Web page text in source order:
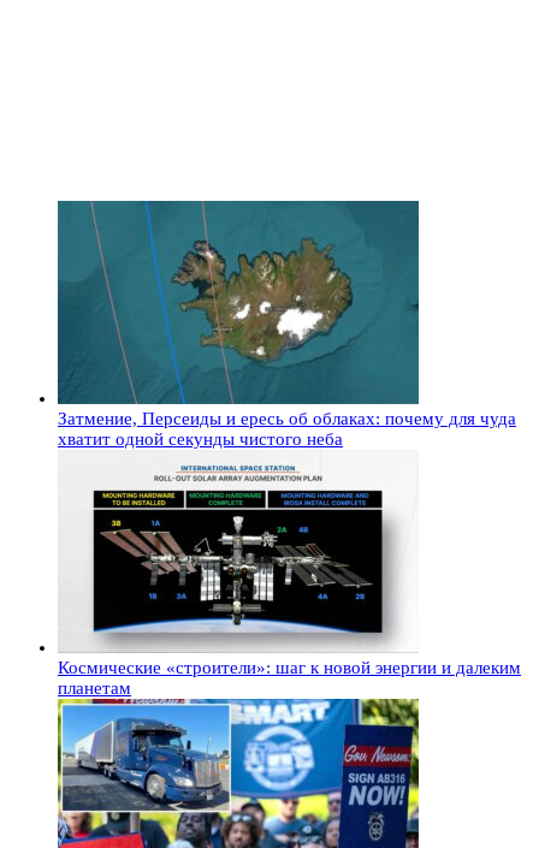
Затмение, Персеиды и ересь об облаках: почему для чуда
хватит одной секунды чистого неба
Космические «строители»: шаг к новой энергии и далеким
планетам